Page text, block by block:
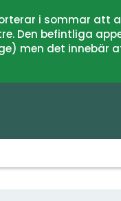
i sommar att
Den befintliga
men det innebär